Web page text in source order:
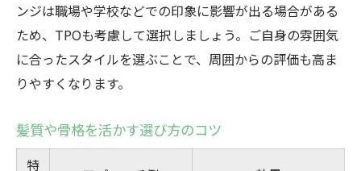
ンジは職場や学校などでの印象に影響が出る場合がある
ため、TPOも考慮して選択しましょう。ご自身の雰囲気
に合ったスタイルを選ぶことで、周囲からの評価も高ま
りやすくなります。
髪質や骨格を活かす選び方のコツ
特